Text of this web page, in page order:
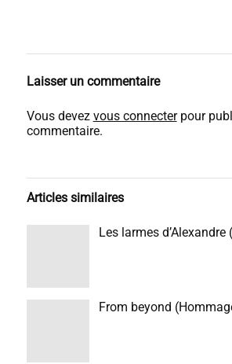
Laisser un commentaire
Vous devez vous connecterpour
commentaire.
Articles similaires
Les larmes d’Alexandre
From beyond